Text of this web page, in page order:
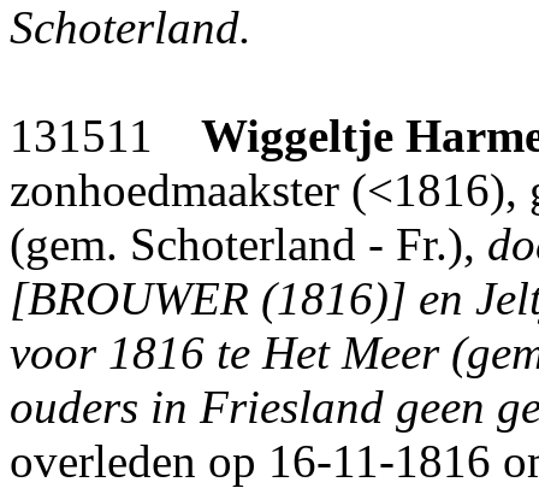
Schoterland.
131511 Wiggeltje
zonhoedmaakster
(gem. Schoterland - Fr.),
[BROUWER (1816)] en
voor 1816 te Het Meer
ouders in Friesland geen
overleden op 16-11-1816